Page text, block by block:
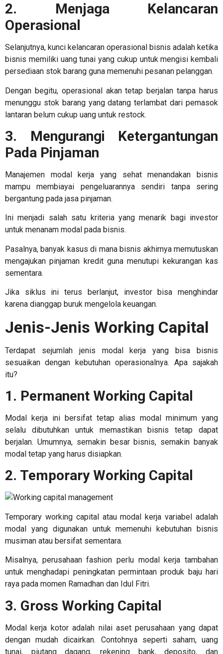
2. Menjaga Kelancaran
Operasional
Selanjutnya, kunci kelancaran operasional bisnis adalah ketika
bisnis memiliki uang tunai yang cukup untuk mengisi kembali
persediaan stok barang guna memenuhi pesanan pelanggan.
Dengan begitu, operasional akan tetap berjalan tanpa harus
menunggu stok barang yang datang terlambat dari pemasok
lantaran belum cukup uang untuk restock.
3. Mengurangi Ketergantungan
Pada Pinjaman
Manajemen modal kerja yang sehat menandakan bisnis
mampu membiayai pengeluarannya sendiri tanpa sering
bergantung pada jasa pinjaman.
Ini menjadi salah satu kriteria yang menarik bagi investor
untuk menanam modal pada bisnis.
Pasalnya, banyak kasus di mana bisnis akhirnya memutuskan
mengajukan pinjaman kredit guna menutupi kekurangan kas
sementara.
Jika siklus ini terus berlanjut, investor bisa menghindar
karena dianggap buruk mengelola keuangan.
Jenis-Jenis Working Capital
Terdapat sejumlah jenis modal kerja yang bisa bisnis
sesuaikan dengan kebutuhan operasionalnya. Apa sajakah
itu?
1. Permanent Working Capital
Modal kerja ini bersifat tetap alias modal minimum yang
selalu dibutuhkan untuk memastikan bisnis tetap dapat
berjalan. Umumnya, semakin besar bisnis, semakin banyak
modal tetap yang harus disiapkan.
2. Temporary Working Capital
Temporary working capital atau modal kerja variabel adalah
modal yang digunakan untuk memenuhi kebutuhan bisnis
musiman atau bersifat sementara.
Misalnya, perusahaan fashion perlu modal kerja tambahan
untuk menghadapi peningkatan permintaan produk baju hari
raya pada momen Ramadhan dan Idul Fitri.
3. Gross Working Capital
Modal kerja kotor adalah nilai aset perusahaan yang dapat
dengan mudah dicairkan. Contohnya seperti saham, uang
tunai, piutang dagang, rekening bank, deposito, dan